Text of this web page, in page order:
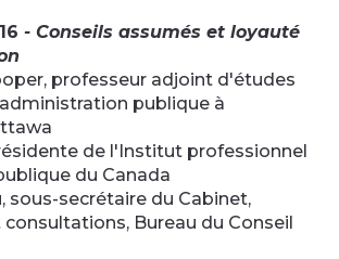
- Conseils assumés et loyauté
professeur adjoint d'études
publique à
de l'Institut professionnel
du Canada
sous-secrétaire du Cabinet,
Bureau du Conseil